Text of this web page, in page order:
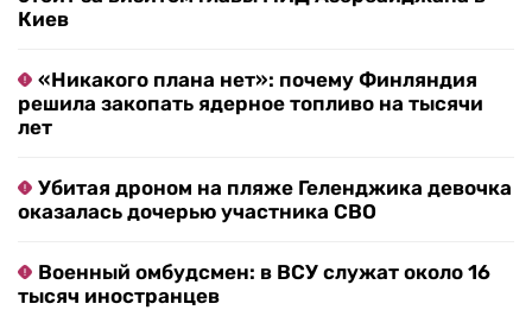
Киев
«Никакого плана нет»: почему Финляндия
решила закопать ядерное топливо на тысячи
лет
Убитая дроном на пляже Геленджика девочка
оказалась дочерью участника СВО
Военный омбудсмен: в ВСУ служат около 16
тысяч иностранцев